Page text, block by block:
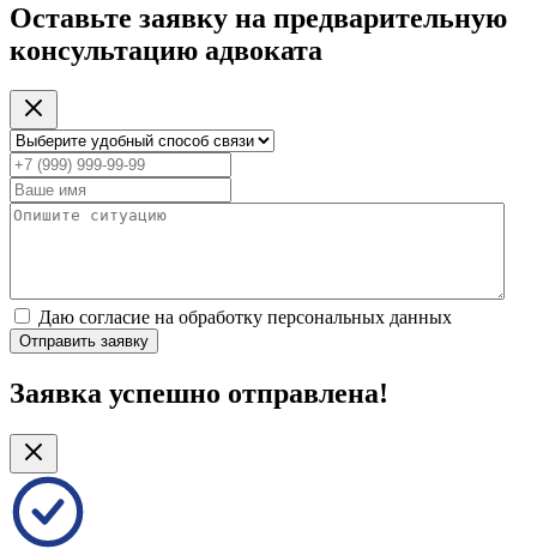
Оставьте заявку на предварительную
консультацию адвоката
Даю согласие на обработку персональных данных
Отправить заявку
Заявка успешно отправлена!